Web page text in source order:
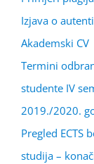
Izjava o
Akademski CV
Termini
studente IV
2019./2020.
Pregled ECTS
studija –